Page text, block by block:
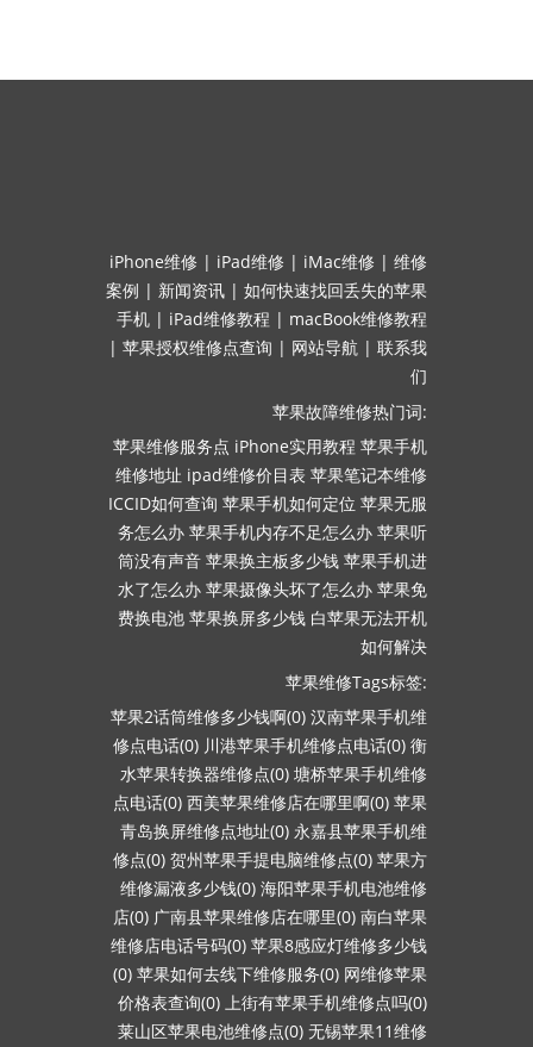
iPhone维修 | iPad维修 | iMac维修 | 维修
案例 | 新闻资讯 | 如何快速找回丢失的苹果
手机 | iPad维修教程 | macBook维修教程
| 苹果授权维修点查询 | 网站导航 | 联系我
们
苹果故障维修热门词:
苹果维修服务点 iPhone实用教程 苹果手机
维修地址 ipad维修价目表 苹果笔记本维修
ICCID如何查询 苹果手机如何定位 苹果无服
务怎么办 苹果手机内存不足怎么办 苹果听
筒没有声音 苹果换主板多少钱 苹果手机进
水了怎么办 苹果摄像头坏了怎么办 苹果免
费换电池 苹果换屏多少钱 白苹果无法开机
如何解决
苹果维修Tags标签:
苹果2话筒维修多少钱啊(0) 汉南苹果手机维
修点电话(0) 川港苹果手机维修点电话(0) 衡
水苹果转换器维修点(0) 塘桥苹果手机维修
点电话(0) 西美苹果维修店在哪里啊(0) 苹果
青岛换屏维修点地址(0) 永嘉县苹果手机维
修点(0) 贺州苹果手提电脑维修点(0) 苹果方
维修漏液多少钱(0) 海阳苹果手机电池维修
店(0) 广南县苹果维修店在哪里(0) 南白苹果
维修店电话号码(0) 苹果8感应灯维修多少钱
(0) 苹果如何去线下维修服务(0) 网维修苹果
价格表查询(0) 上街有苹果手机维修点吗(0)
莱山区苹果电池维修点(0) 无锡苹果11维修